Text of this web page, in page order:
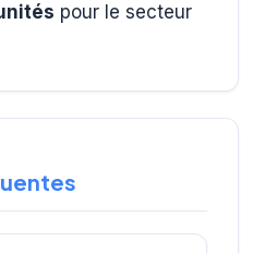
pour le secteur